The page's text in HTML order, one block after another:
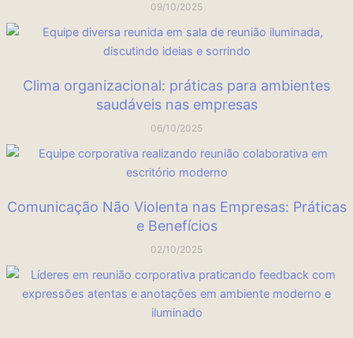
09/10/2025
Clima organizacional: práticas para ambientes
saudáveis nas empresas
06/10/2025
Comunicação Não Violenta nas Empresas: Práticas
e Benefícios
02/10/2025